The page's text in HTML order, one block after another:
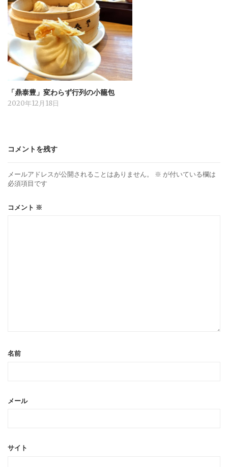
「鼎泰豊」変わらず行列の小籠包
2020年12月18日
コメントを残す
メールアドレスが公開されることはありません。 ※ が付いている欄は
必須項目です
コメント ※
名前
メール
サイト